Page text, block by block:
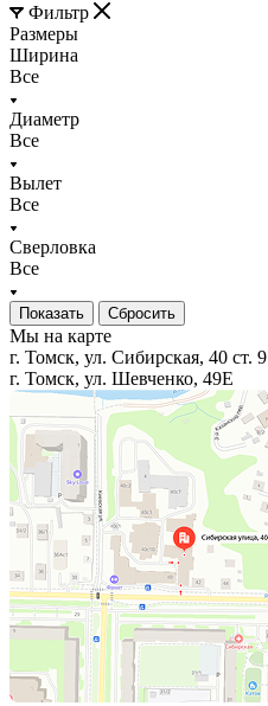
Фильтр
Размеры
Ширина
Все
Диаметр
Все
Вылет
Все
Сверловка
Все
Сбросить
Мы на карте
г. Томск, ул. Сибирская, 40 ст. 9
г. Томск, ул. Шевченко, 49Е